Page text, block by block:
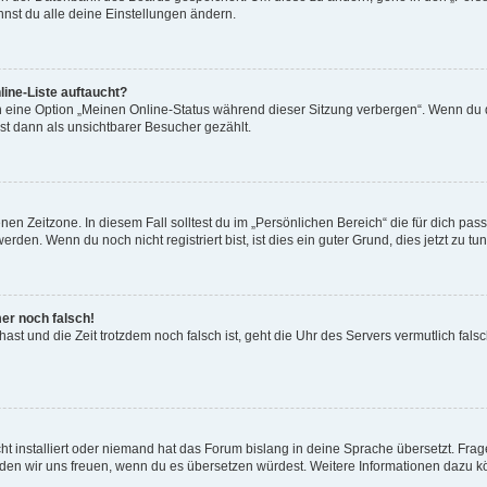
du alle deine Einstellungen ändern.
Liste auftaucht?
Option „Meinen Online-Status während dieser Sitzung verbergen“. Wenn
dann als unsichtbarer Besucher gezählt.
Zeitzone. In diesem Fall solltest du im „Persönlichen Bereich“ die für dich
Wenn du noch nicht registriert bist, ist dies ein guter Grund, dies jetzt zu
noch falsch!
und die Zeit trotzdem noch falsch ist, geht die Uhr des Servers vermutlich
installiert oder niemand hat das Forum bislang in deine Sprache übersetzt.
wir uns freuen, wenn du es übersetzen würdest. Weitere Informationen dazu